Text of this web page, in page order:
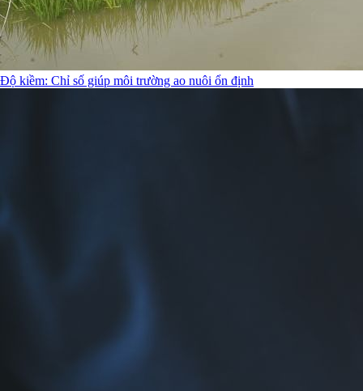
Độ kiềm: Chỉ số giúp môi trường ao nuôi ổn định